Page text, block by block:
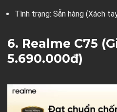
Tình trạng: Sẵn hàng (Xách
6. Realme C75
5.690.000đ)